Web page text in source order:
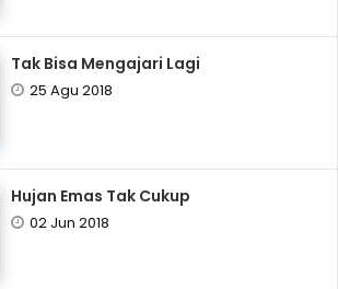
Tak Bisa Mengajari Lagi
25 Agu 2018
Hujan Emas Tak Cukup
02 Jun 2018